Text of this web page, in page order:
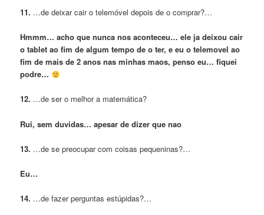
11. …de deixar cair o telemóvel depois de o comprar?…
Hmmm… acho que nunca nos aconteceu… ele ja deixou cair
o tablet ao fim de algum tempo de o ter, e eu o telemovel ao
fim de mais de 2 anos nas minhas maos, penso eu… fiquei
podre…
12. …de ser o melhor a matemática?
Rui, sem duvidas… apesar de dizer que nao
13. …de se preocupar com coisas pequeninas?…
Eu…
14. …de fazer perguntas estúpidas?…